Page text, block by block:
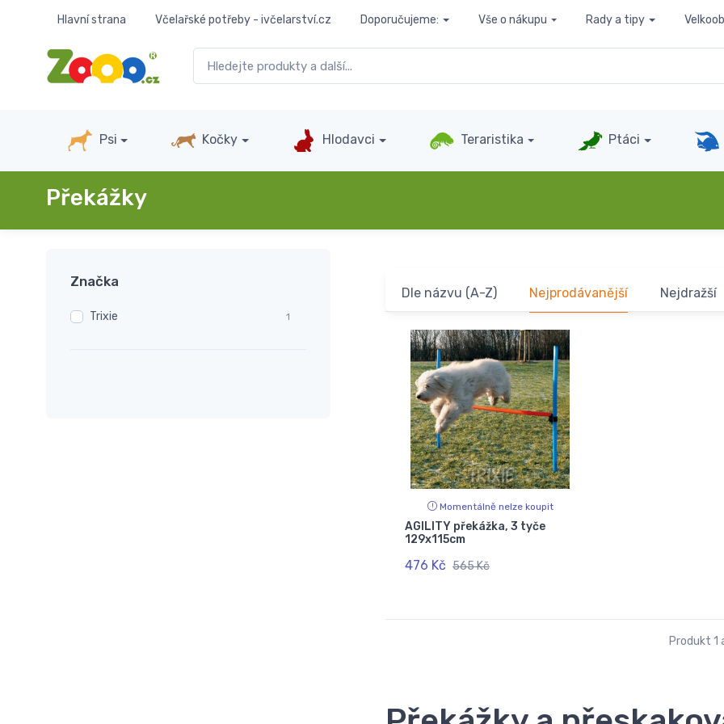
Hlavní strana Včelařské potřeby - ivčelarství.cz Doporučujeme: Vše o nákupu Rady a tipy
Psi Kočky Hlodavci Teraristika Ptáci
Překážky
Značka
Trixie 1
Dle názvu (A-Z) Nejprodávanější Nejdražší
Momentálně nelze koupit
AGILITY překážka, 3 tyče
129x115cm
476 Kč 565 Kč
Produkt 1